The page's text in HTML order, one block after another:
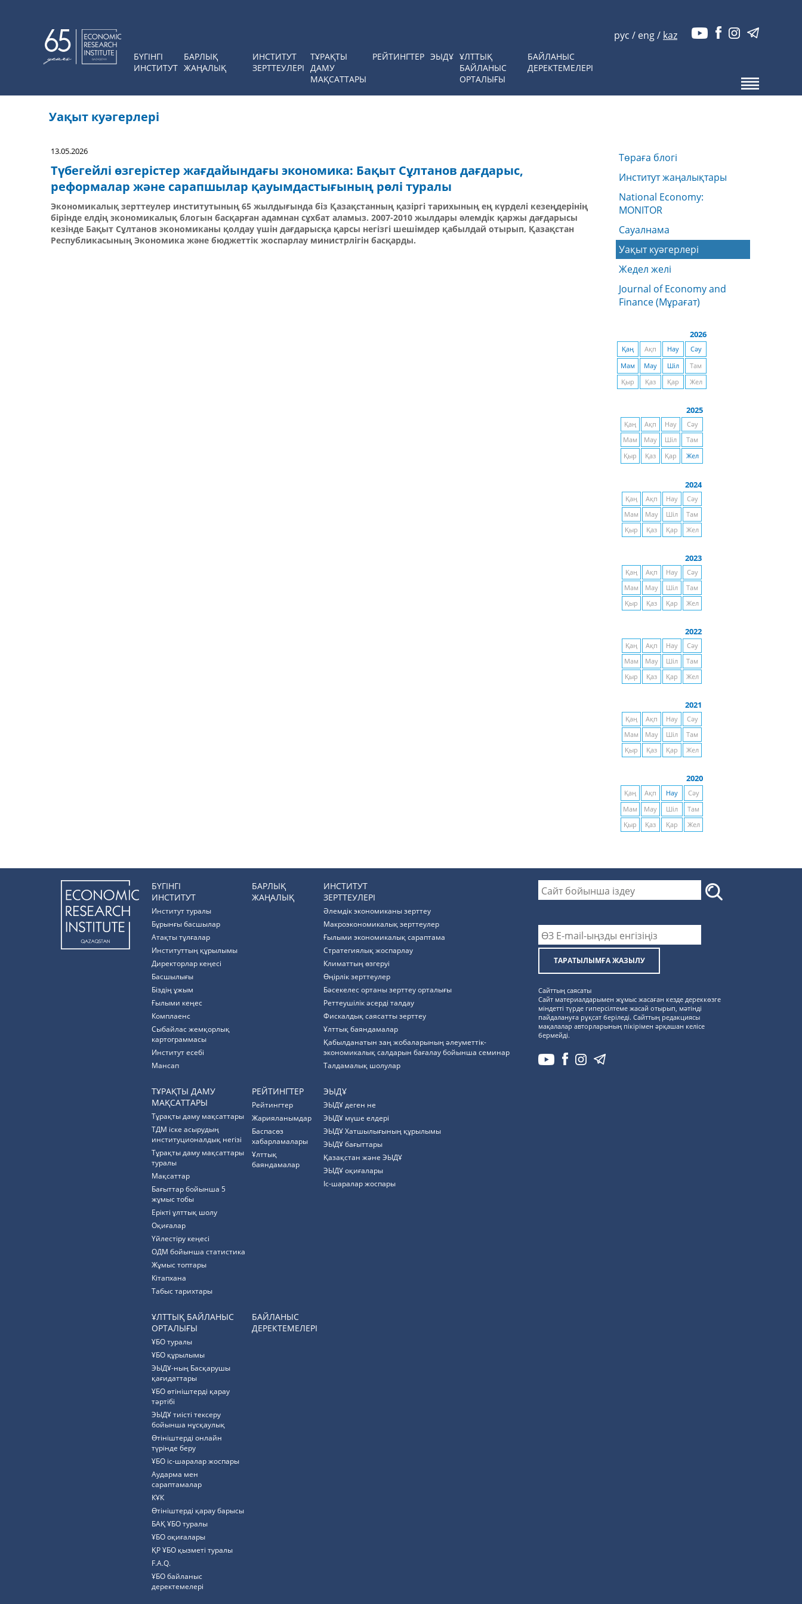
БҮГІНГІ
ИНСТИТУТ
БАРЛЫҚ
ЖАҢАЛЫҚ
ИНСТИТУТ
ЗЕРТТЕУЛЕРІ
ТҰРАҚТЫ
ДАМУ
МАҚСАТТАРЫ
РЕЙТИНГТЕР ЭЫДҰ ҰЛТТЫҚ
БАЙЛАНЫС
ОРТАЛЫҒЫ
БАЙЛАНЫС
ДЕРЕКТЕМЕЛЕРІ
рус / eng/ kaz
Уақыт куәгерлері
13.05.2026
Түбегейлі өзгерістер жағдайындағы экономика: Бақыт Сұлтанов дағдарыс,
реформалар және сарапшылар қауымдастығының рөлі туралы
Экономикалық зерттеулер институтының 65 жылдығында біз Қазақстанның қазіргі тарихының ең күрделі кезеңдерінің
бірінде елдің экономикалық блогын басқарған адамнан сұхбат аламыз. 2007-2010 жылдары әлемдік қаржы дағдарысы
кезінде Бақыт Сұлтанов экономиканы қолдау үшін дағдарысқа қарсы негізгі шешімдер қабылдай отырып, Қазақстан
Республикасының Экономика және бюджеттік жоспарлау министрлігін басқарды.
Төраға блогі
Институт жаңалықтары
National Economy:
MONITOR
Сауалнама
Уақыт куәгерлері
Жедел желі
Journal of Economy and
Finance (Мұрағат)
2026
Қаң Ақп Нау
Сәу
Мам
Мау Шіл
Там
Қыр
Қаз Қар Жел
2025
Қаң Ақп Нау
Сәу
Мам
Мау Шіл
Там
Қыр
Қаз Қар Жел
2024
Қаң Ақп Нау
Сәу
Мам
Мау Шіл
Там
Қыр
Қаз Қар Жел
2023
Қаң Ақп Нау
Сәу
Мам
Мау Шіл
Там
Қыр
Қаз Қар Жел
2022
Қаң Ақп Нау
Сәу
Мам
Мау Шіл
Там
Қыр
Қаз Қар Жел
2021
Қаң Ақп Нау
Сәу
Мам
Мау Шіл
Там
Қыр
Қаз Қар Жел
2020
Қаң Ақп Нау
Сәу
Мам
Мау Шіл
Там
Қыр
Қаз Қар Жел
БҮГІНГІ
ИНСТИТУТ
Институт туралы
Бұрынғы басшылар
Атақты тұлғалар
Институттың құрылымы
Директорлар кеңесі
Басшылығы
Біздің ұжым
Ғылыми кеңес
Комплаенс
Cыбайлас жемқорлық
картограммасы
Институт есебі
Мансап
БАРЛЫҚ
ЖАҢАЛЫҚ
ИНСТИТУТ
ЗЕРТТЕУЛЕРІ
Әлемдік экономиканы зерттеу
Макроэкономикалық зерттеулер
Ғылыми экономикалық сараптама
Стратегиялық жоспарлау
Климаттың өзгеруі
Өңірлік зерттеулер
Бәсекелес ортаны зерттеу орталығы
Реттеушілік әсерді талдау
Фискалдық саясатты зерттеу
Ұлттық баяндамалар
Қабылданатын заң жобаларының әлеуметтік-
экономикалық салдарын бағалау бойынша семинар
Талдамалық шолулар
ТҰРАҚТЫ ДАМУ
МАҚСАТТАРЫ
Тұрақты даму мақсаттары
ТДМ іске асырудың
институционалдық негізі
Тұрақты даму мақсаттары
туралы
Мақсаттар
Бағыттар бойынша 5
жұмыс тобы
Ерікті ұлттық шолу
Оқиғалар
Үйлестіру кеңесі
ОДМ бойынша статистика
Жұмыс топтары
Кітапхана
Табыс тарихтары
РЕЙТИНГТЕР
Рейтингтер
Жарияланымдар
Баспасөз
хабарламалары
Ұлттық
баяндамалар
ЭЫДҰ
ЭЫДҰ деген не
ЭЫДҰ мүше елдері
ЭЫДҰ Хатшылығының құрылымы
ЭЫДҰ бағыттары
Қазақстан және ЭЫДҰ
ЭЫДҰ оқиғалары
Іс-шаралар жоспары
ҰЛТТЫҚ БАЙЛАНЫС
ОРТАЛЫҒЫ
ҰБО туралы
ҰБО құрылымы
ЭЫДҰ-ның Басқарушы
қағидаттары
ҰБО өтініштерді қарау
тәртібі
ЭЫДҰ тиісті тексеру
бойынша нұсқаулық
Өтініштерді онлайн
түрінде беру
ҰБО іс-шаралар жоспары
Аударма мен
сараптамалар
КҰК
Өтініштерді қарау барысы
БАҚ ҰБО туралы
ҰБО оқиғалары
ҚР ҰБО қызметі туралы
F.A.Q.
ҰБО байланыс
деректемелерi
БАЙЛАНЫС
ДЕРЕКТЕМЕЛЕРІ
ТАРАТЫЛЫМҒА ЖАЗЫЛУ
Сайттың саясаты
Сайт материалдарымен жұмыс жасаған кезде дереккөзге
міндетті түрде гиперсілтеме жасай отырып, мәтінді
пайдалануға рұқсат беріледі. Сайттың редакциясы
мақалалар авторларының пікірімен әрқашан келісе
бермейді.